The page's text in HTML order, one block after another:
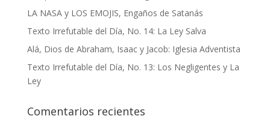
LA NASA y LOS EMOJIS, Engaños de Satanás
Texto Irrefutable del Día, No. 14: La Ley Salva
Alá, Dios de Abraham, Isaac y Jacob: Iglesia Adventista
Texto Irrefutable del Día, No. 13: Los Negligentes y La
Ley
Comentarios recientes